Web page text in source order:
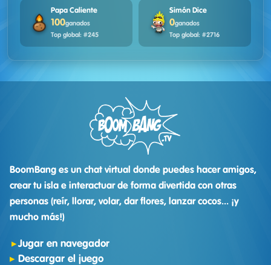
Papa Caliente
100ganados
Top global: #245
Simón Dice
0ganados
Top global: #2716
BoomBang es un chat virtual donde puedes hacer amigos,
crear tu isla e interactuar de forma divertida con otras
personas (reír, llorar, volar, dar flores, lanzar cocos... ¡y
mucho más!)
Jugar en navegador
Descargar el juego